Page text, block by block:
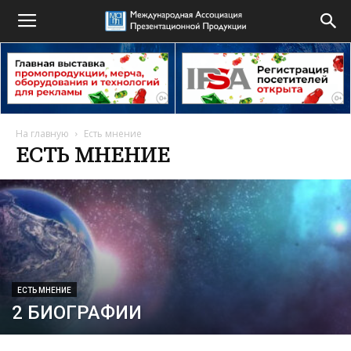
На главную Есть мнение
ЕСТЬ МНЕНИЕ
ЕСТЬ МНЕНИЕ
2 БИОГРАФИИ